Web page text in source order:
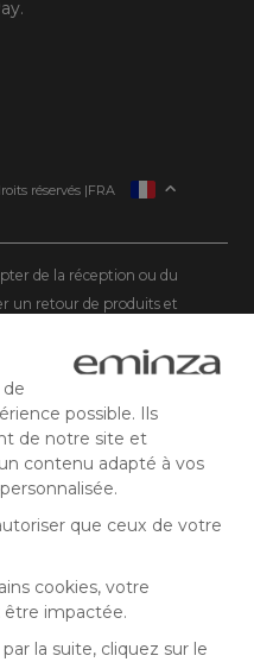
réservés |
ESPAÑA
DEUTSCHLAND
NEDERLAND
DANMARK
FRA
de la réception ou du
un retour de produits et
commande passée avant
hors frais de port. Offre
inclus, en saisissant le
Offre non sécable, non
un autre code promotionnel